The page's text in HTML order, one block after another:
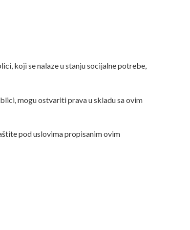
koji se nalaze u stanju socijalne potrebe,
mogu ostvariti prava u skladu sa ovim
pod uslovima propisanim ovim